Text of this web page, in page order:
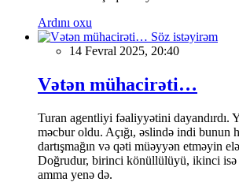
Ardını oxu
Söz istəyirəm
14 Fevral 2025, 20:40
Vətən mühacirəti…
Turan agentliyi fəaliyyətini dayandırdı.
məcbur oldu. Açığı, əslində indi bunun
dartışmağın və qəti müəyyən etməyin
Doğrudur, birinci könüllülüyü, ikinci
amma yenə də.